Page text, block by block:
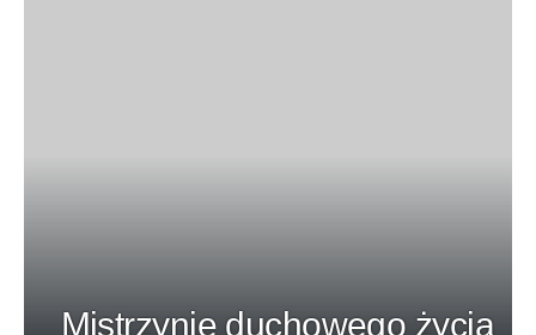
Mistrzynie duchowego życia